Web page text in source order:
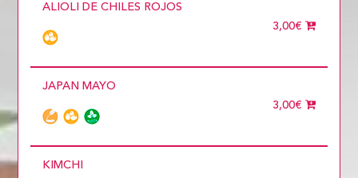
ALIOLI DE CHILES ROJOS
3,00€
JAPAN MAYO
3,00€
KIMCHI